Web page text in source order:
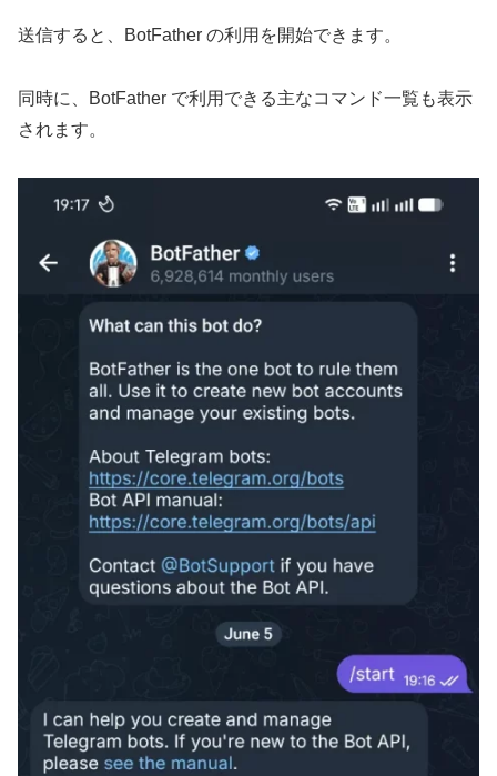
送信すると、BotFather の利用を開始できます。
同時に、BotFather で利用できる主なコマンド一覧も表示
されます。